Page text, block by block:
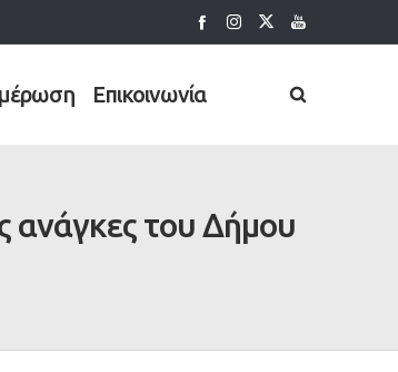
Επικοινωνία
ανάγκες του Δήμου